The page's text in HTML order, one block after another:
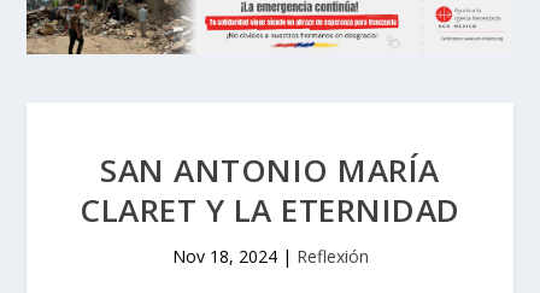
SAN ANTONIO MARÍA
CLARET Y LA ETERNIDAD
Nov 18, 2024| Reflexión